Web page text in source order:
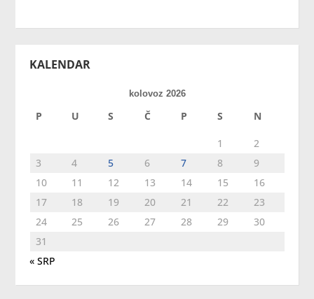
KALENDAR
kolovoz 2026
P U S Č P S N
1
2
3
4 5 6 7 8
9
10
11 12 13 14 15
16
17
18 19 20 21 22
23
24
25 26 27 28 29
30
31
« SRP